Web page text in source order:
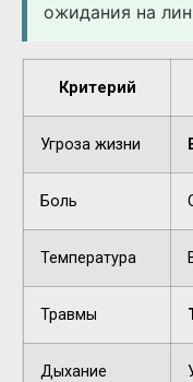
ожидания на
Критерий
Угроза жизни
Боль
Температура
Травмы
Дыхание